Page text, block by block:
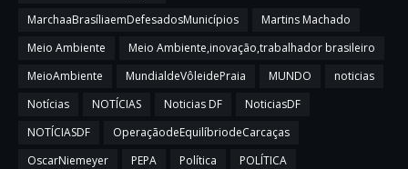
MarchaaBrasíliaemDefesadosMunicípios
Martins Machado
Meio Ambiente
Meio Ambiente,inovação,trabalhador brasileiro
MeioAmbiente
MundialdeVôleidePraia MUNDO
noticias
Notícias
NOTÍCIAS Noticias DF
NoticiasDF
NOTÍCIASDF
OperaçãodeEquilíbriodeCarcaças
OscarNiemeyer
PEPA Política
POLÍTICA